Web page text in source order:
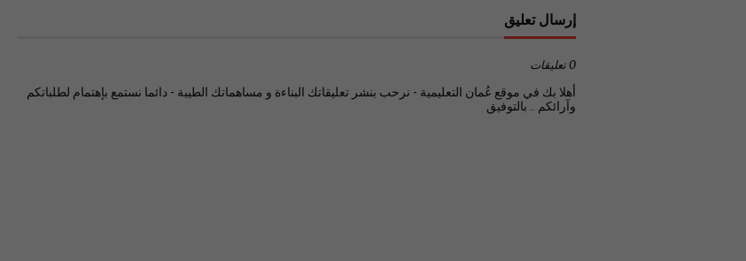
إرسال تعليق
0 تعليقات
أهلا بك في موقع عُمان التعليمية - نرحب بنشر تعليقاتك البناءة و مساهماتك الطيبة - دائما نستمع بإهتمام لطلباتكم
وآرائكم .. بالتوفيق